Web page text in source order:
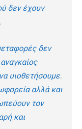
δεν έχουν
δεν
υιοθετήσουμε.
αλλά και
τον
και